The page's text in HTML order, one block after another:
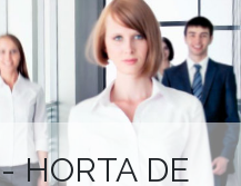
HORTA DE